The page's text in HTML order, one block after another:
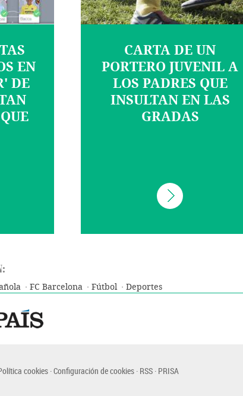
EN
DE
CARTA DE UN
PORTERO JUVENIL A
LOS PADRES QUE
INSULTAN EN LAS
GRADAS
FC Barcelona Fútbol Deportes
cookies Configuración de cookies RSS PRISA